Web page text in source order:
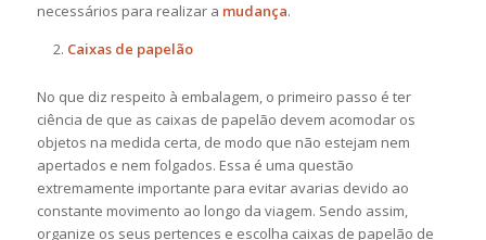
necessários para realizar a mudança.
Caixas de papelão
No que diz respeito à embalagem, o primeiro passo é ter
ciência de que as caixas de papelão devem acomodar os
objetos na medida certa, de modo que não estejam nem
apertados e nem folgados. Essa é uma questão
extremamente importante para evitar avarias devido ao
constante movimento ao longo da viagem. Sendo assim,
organize os seus pertences e escolha caixas de papelão de